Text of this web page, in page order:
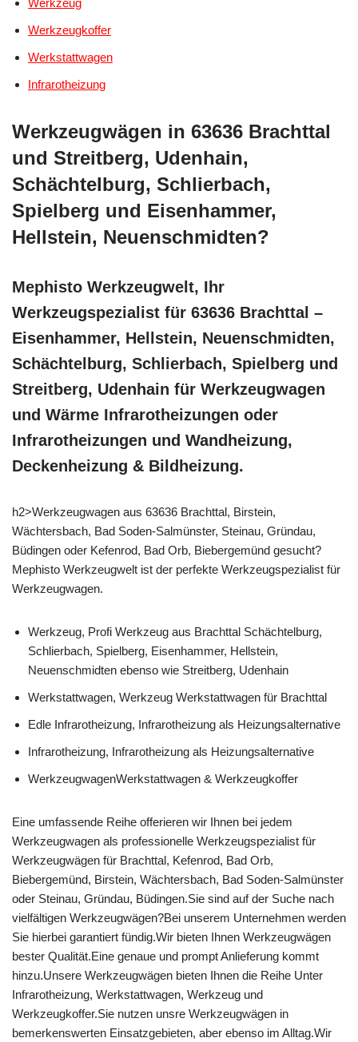
Werkzeugkoffer
Werkstattwagen
Infrarotheizung
Werkzeugwägen in 63636 Brachttal
und Streitberg, Udenhain,
Schächtelburg, Schlierbach,
Spielberg und Eisenhammer,
Hellstein, Neuenschmidten?
Mephisto Werkzeugwelt, Ihr
Werkzeugspezialist für 63636 Brachttal –
Eisenhammer, Hellstein, Neuenschmidten,
Schächtelburg, Schlierbach, Spielberg und
Streitberg, Udenhain für Werkzeugwagen
und Wärme Infrarotheizungen oder
Infrarotheizungen und Wandheizung,
Deckenheizung & Bildheizung.
h2>Werkzeugwagen aus 63636 Brachttal, Birstein,
Wächtersbach, Bad Soden-Salmünster, Steinau, Gründau,
Büdingen oder Kefenrod, Bad Orb, Biebergemünd gesucht?
Mephisto Werkzeugwelt ist der perfekte Werkzeugspezialist für
Werkzeugwagen.
Werkzeug, Profi Werkzeug aus Brachttal Schächtelburg,
Schlierbach, Spielberg, Eisenhammer, Hellstein,
Neuenschmidten ebenso wie Streitberg, Udenhain
Werkstattwagen, Werkzeug Werkstattwagen für Brachttal
Edle Infrarotheizung, Infrarotheizung als Heizungsalternative
Infrarotheizung, Infrarotheizung als Heizungsalternative
WerkzeugwagenWerkstattwagen & Werkzeugkoffer
Eine umfassende Reihe offerieren wir Ihnen bei jedem
Werkzeugwagen als professionelle Werkzeugspezialist für
Werkzeugwägen für Brachttal, Kefenrod, Bad Orb,
Biebergemünd, Birstein, Wächtersbach, Bad Soden-Salmünster
oder Steinau, Gründau, Büdingen.Sie sind auf der Suche nach
vielfältigen Werkzeugwägen?Bei unserem Unternehmen werden
Sie hierbei garantiert fündig.Wir bieten Ihnen Werkzeugwägen
bester Qualität.Eine genaue und prompt Anlieferung kommt
hinzu.Unsere Werkzeugwägen bieten Ihnen die Reihe Unter
Infrarotheizung, Werkstattwagen, Werkzeug und
Werkzeugkoffer.Sie nutzen unsre Werkzeugwägen in
bemerkenswerten Einsatzgebieten, aber ebenso im Alltag.Wir